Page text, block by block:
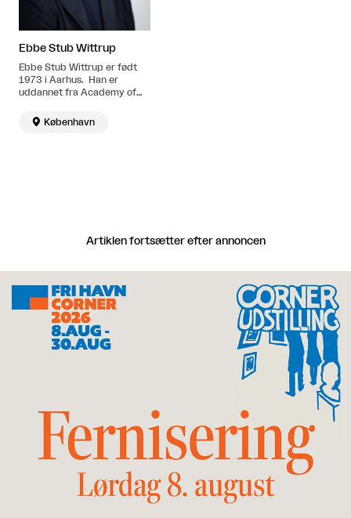
Ebbe Stub Wittrup
Ebbe Stub Wittrup er født
1973 i Aarhus. Han er
uddannet fra Academy of
1999). Bor og arbejder i
København.
 København
Artiklen fortsætter efter annoncen